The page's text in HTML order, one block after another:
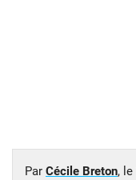
Par Cécile Breton, le